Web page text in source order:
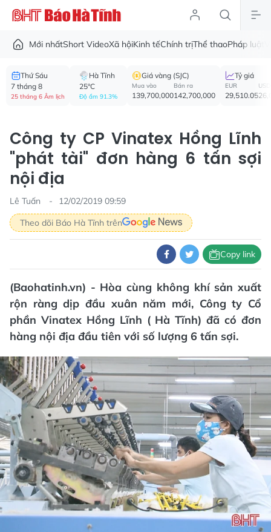
Mới nhấtShort VideoXã hộiKinh tếChính trịThể thaoPháp luật
Thứ Sáu
7 tháng 8
25 tháng 6 Âm lịch
Hà Tĩnh
25°C
Độ ẩm 91.3%
Giá vàng (SJC)
Mua vào
139,700,000
Bán ra
142,700,000
Tỷ giá
EUR
29,510.05
USD
Công ty CP Vinatex Hồng Lĩnh
"phát tài" đơn hàng 6 tấn sợi
nội địa
Lê Tuấn
12/02/2019 09:59
Theo dõi Báo Hà Tĩnh trên
Copy link
(Baohatinh.vn) - Hòa cùng không khí sản xuất
rộn ràng dịp đầu xuân năm mới, Công ty Cổ
phần Vinatex Hồng Lĩnh ( Hà Tĩnh) đã có đơn
hàng nội địa đầu tiên với số lượng 6 tấn sợi.